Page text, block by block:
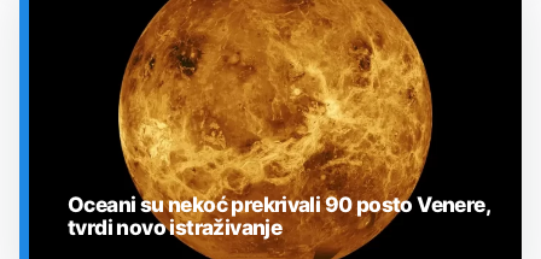
Oceani su nekoć prekrivali 90 posto Venere,
tvrdi novo istraživanje